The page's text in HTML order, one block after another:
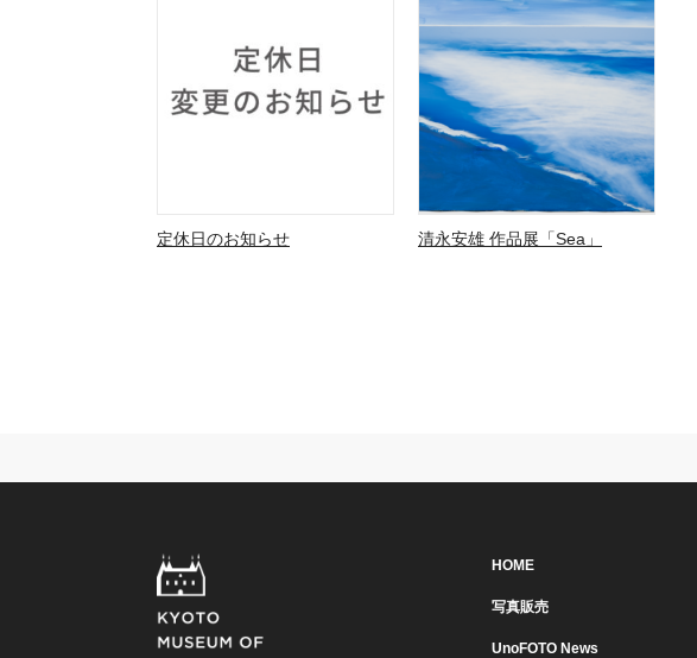
定休日のお知らせ 清永安雄 作品展「Sea」
HOME
写真販売
UnoFOTO News